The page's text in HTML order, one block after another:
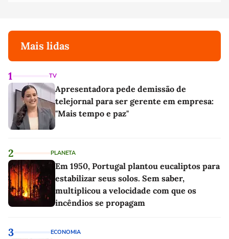
Mais lidas
1 TV
Apresentadora pede demissão de
telejornal para ser gerente em empresa:
"Mais tempo e paz"
2 PLANETA
Em 1950, Portugal plantou eucaliptos para
estabilizar seus solos. Sem saber,
multiplicou a velocidade com que os
incêndios se propagam
3 ECONOMIA